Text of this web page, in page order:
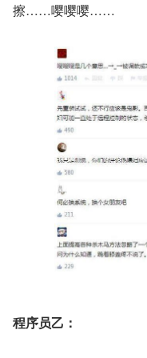
擦……嘤嘤嘤……
程序员乙：